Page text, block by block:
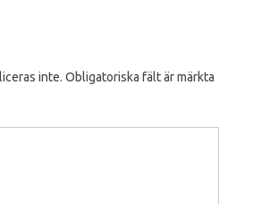
inte. Obligatoriska fält är märkta